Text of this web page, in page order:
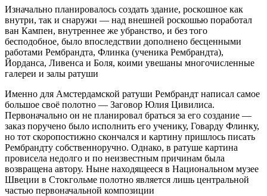
Изначально планировалось создать здание, роскошное как
внутри, так и снаружи — над внешней роскошью поработал
ван Кампен, внутреннее же убранство, и без того
бесподобное, было впоследствии дополнено бесценными
работами Рембрандта, Флинка (ученика Рембрандта),
Йорданса, Ливенса и Боля, коими увешаны многочисленные
галереи и залы ратуши
Именно для Амстердамской ратуши Рембрандт написал самое
большое своё полотно — Заговор Юлия Цивилиса.
Первоначально он не планировал браться за его создание —
заказ поручено было исполнить его ученику, Говарду Флинку,
но тот скоропостижно скончался и картину пришлось писать
Рембрандту собственноручно. Однако, в ратуше картина
провисела недолго и по неизвестным причинам была
возвращена автору. Ныне находящееся в Национальном музее
Швеции в Стокгольме полотно является лишь центральной
частью первоначальной композиции